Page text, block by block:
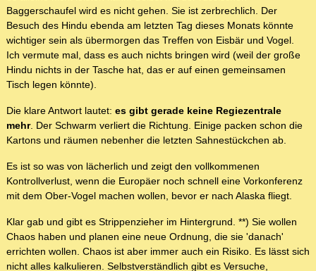
Baggerschaufel wird es nicht gehen. Sie ist zerbrechlich. Der
Besuch des Hindu ebenda am letzten Tag dieses Monats könnte
wichtiger sein als übermorgen das Treffen von Eisbär und Vogel.
Ich vermute mal, dass es auch nichts bringen wird (weil der große
Hindu nichts in der Tasche hat, das er auf einen gemeinsamen
Tisch legen könnte).
Die klare Antwort lautet: es gibt gerade keine Regiezentrale
mehr. Der Schwarm verliert die Richtung. Einige packen schon die
Kartons und räumen nebenher die letzten Sahnestückchen ab.
Es ist so was von lächerlich und zeigt den vollkommenen
Kontrollverlust, wenn die Europäer noch schnell eine Vorkonferenz
mit dem Ober-Vogel machen wollen, bevor er nach Alaska fliegt.
Klar gab und gibt es Strippenzieher im Hintergrund. **) Sie wollen
Chaos haben und planen eine neue Ordnung, die sie 'danach'
errichten wollen. Chaos ist aber immer auch ein Risiko. Es lässt sich
nicht alles kalkulieren. Selbstverständlich gibt es Versuche,